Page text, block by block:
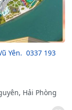
Yên. ️ 0337 193
Hải Phòng